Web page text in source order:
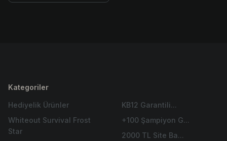
Kategoriler
Hediyelik Ürünler
Whiteout Survival Frost
Star
KB12 Garantili...
+100 Şampiyon G...
2000 TL Site Ba...